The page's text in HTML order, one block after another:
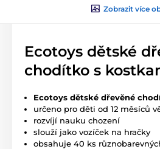
Zobrazit více
Ecotoys dětské
chodítko s
Ecotoys dětské dřevěné
určeno pro děti od 12 měsíců
rozvíjí nauku chození
slouží jako vozíček na hračky
obsahuje 40 ks